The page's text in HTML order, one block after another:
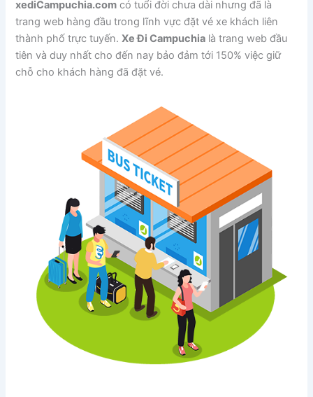
xediCampuchia.com có tuổi đời chưa dài nhưng đã là
trang web hàng đầu trong lĩnh vực đặt vé xe khách liên
thành phố trực tuyến.Xe Đi Campuchia là trang web đầu
tiên và duy nhất cho đến nay bảo đảm tới 150% việc giữ
chỗ cho khách hàng đã đặt vé.